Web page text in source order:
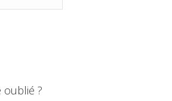
oublié ?